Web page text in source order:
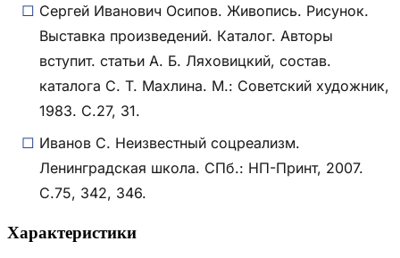
Сергей Иванович Осипов. Живопись. Рисунок.
Выставка произведений. Каталог. Авторы
вступит. статьи А. Б. Ляховицкий, состав.
каталога С. Т. Махлина. М.: Советский художник,
1983. С.27, 31.
Иванов С. Неизвестный соцреализм.
Ленинградская школа. СПб.: НП-Принт, 2007.
С.75, 342, 346.
Характеристики